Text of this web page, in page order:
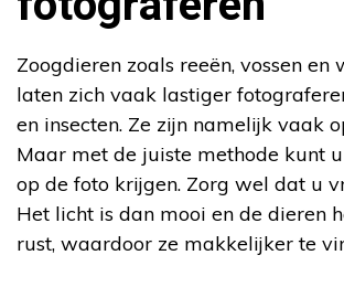
Zoogdieren zoals reeën, vossen
laten zich vaak lastiger
en insecten. Ze zijn namelijk vaak
Maar met de juiste methode kunt
op de foto krijgen. Zorg wel dat u
Het licht is dan mooi en de dieren
rust, waardoor ze makkelijker te